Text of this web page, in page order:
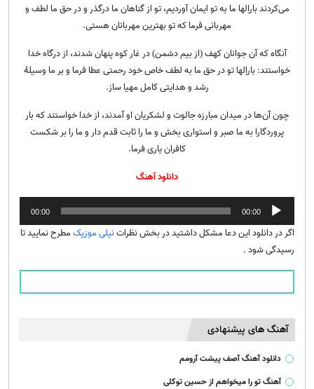
می‌کردند باراِلها ما به تو ایمان آوردیم، تو از گناهان ما درگذر و در حق ما لطف و
مهربانی فرما که تو بهترین مهربانان هستی.
آنگاه که آن جوانان کهف (از بیم دشمن) در غار کوه پنهان شدند، از درگاه خدا
خواستند: باراِلها تو در حق ما به لطف خاص خود رحمتی عطا فرما و بر ما وسیلهٔ
رشد و هدایتی کامل مهیا ساز.
چون آن‌ها در میدان مبارزه جالوت و لشکریان او آمدند، از خدا خواستند که بار
پروردگارا به ما صبر و استواری بخش و ما را ثابت قدم دار و ما را بر شکست
کافران یاری فرما.
دانلود آهنگ
پخش‌کننده
صوت
00:00
00:00
اگر در دانلود این دعا مشکل داشتید در بخش نظراتنیلی موزیکمطرح نمایید تا
رسیدگی شود .
آهنگ های پیشنهادی
دانلود آهنگ آصف پیشت آرومم
آهنگ تو را میخواهم از حسین توکلی